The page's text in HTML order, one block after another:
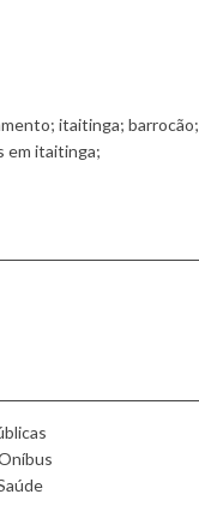
itaitinga; barrocão;
em itaitinga;